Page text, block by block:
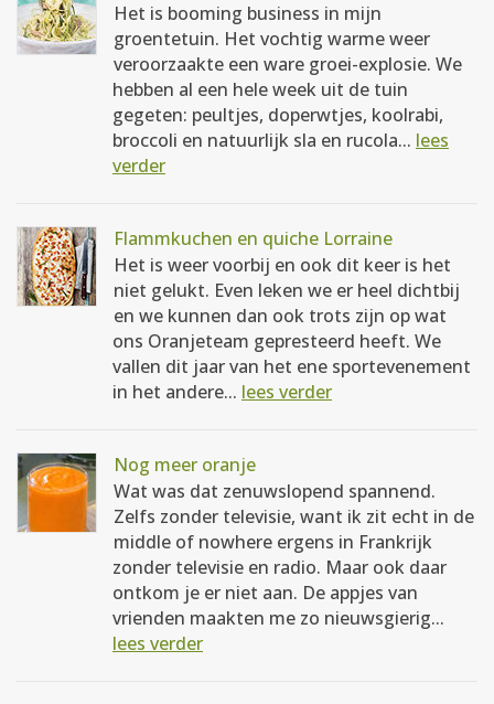
Het is booming business in mijn
groentetuin. Het vochtig warme weer
veroorzaakte een ware groei-explosie. We
hebben al een hele week uit de tuin
gegeten: peultjes, doperwtjes, koolrabi,
broccoli en natuurlijk sla en rucola... lees
verder
Flammkuchen en quiche Lorraine
Het is weer voorbij en ook dit keer is het
niet gelukt. Even leken we er heel dichtbij
en we kunnen dan ook trots zijn op wat
ons Oranjeteam gepresteerd heeft. We
vallen dit jaar van het ene sportevenement
in het andere... lees verder
Nog meer oranje
Wat was dat zenuwslopend spannend.
Zelfs zonder televisie, want ik zit echt in de
middle of nowhere ergens in Frankrijk
zonder televisie en radio. Maar ook daar
ontkom je er niet aan. De appjes van
vrienden maakten me zo nieuwsgierig...
lees verder